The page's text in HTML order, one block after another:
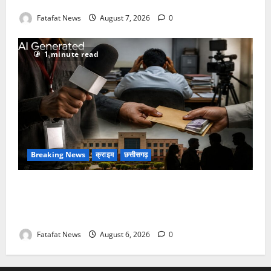
Fatafat News August 7, 2026 0
1 minute read
Breaking News क्राइम छत्तीसगढ़
Fatafat News August 6, 2026 0